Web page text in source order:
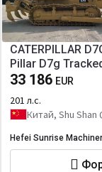
CATERPILLAR
Pillar D7g
D8K D7r D7h
33 186 EUR
201 л.с.
Китай, Shu Shan
Hefei Sunrise